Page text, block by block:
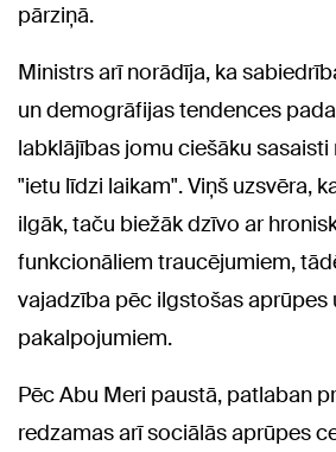
pārziņā.
Ministrs arī norādīja, ka
un demogrāfijas tendences
labklājības jomu ciešāku
"ietu līdzi laikam". Viņš uzsvēra,
ilgāk, taču biežāk dzīvo ar
funkcionāliem traucējumiem,
vajadzība pēc ilgstošas aprūpes
pakalpojumiem.
Pēc Abu Meri paustā, patlaban
redzamas arī sociālās aprūpes